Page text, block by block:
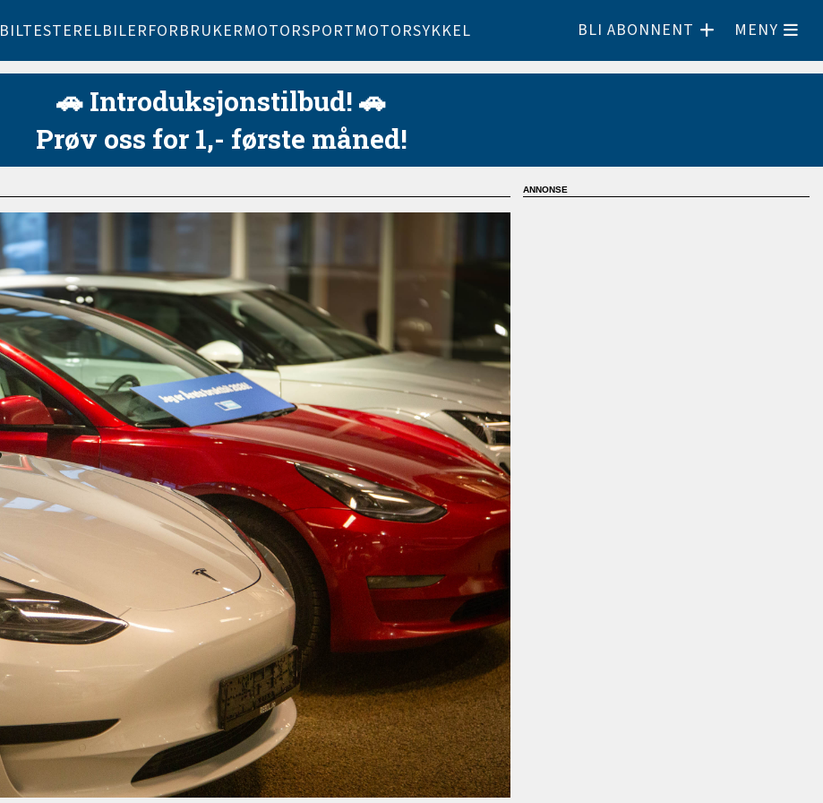
BILTESTERELBILERFORBRUKERMOTORSPORTMOTORSYKKEL BLI ABONNENT MENY
🚗 Introduksjonstilbud! 🚗
Prøv oss for 1,- første måned!